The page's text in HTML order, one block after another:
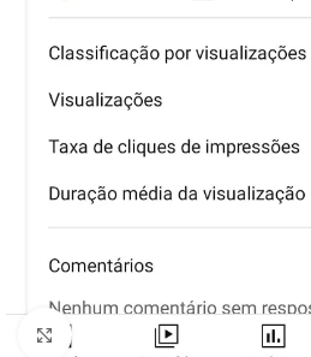
Clique para ampliar